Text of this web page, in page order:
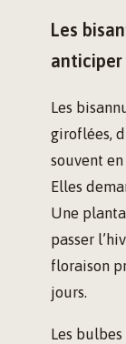
Les
Les
giroflées,
souvent
Elles
Une
passer
floraison
jours.
Les